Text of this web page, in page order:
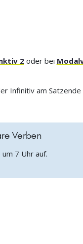
2oder bei
Infinitiv am
Verben
7 Uhr auf.